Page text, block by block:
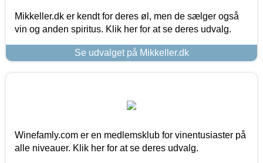
Mikkeller.dk er kendt for deres øl, men de sælger også
vin og anden spiritus. Klik her for at se deres udvalg.
Se udvalget på Mikkeller.dk
Winefamly.com er en medlemsklub for vinentusiaster på
alle niveauer. Klik her for at se deres udvalg.